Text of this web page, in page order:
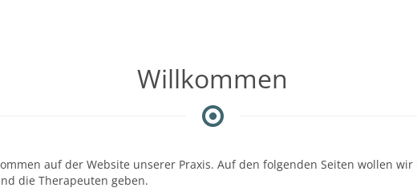
Willkommen
auf der Website unserer Praxis. Auf den folgenden Seiten wollen
die Therapeuten geben.